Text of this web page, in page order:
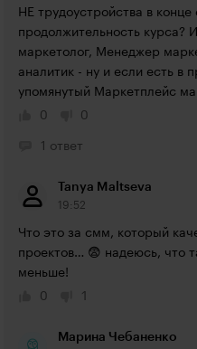
НЕ трудоустройства в конце
продолжительность курса?
маркетолог, Менеджер
аналитик - ну и если есть в
упомянутый Маркетплейс
0
0
1 ответ
Tanya Maltseva
19:52
Что это за смм, который
проектов… 😨 надеюсь, что
меньше!
0
1
Марина Чебаненко